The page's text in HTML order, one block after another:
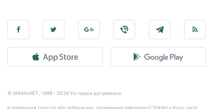
© UNIAN.NET, 1998 - 2026 Усі права дотримано.
Копіювання текстів або зображень, поширення інформації УНІАН у будь-якій